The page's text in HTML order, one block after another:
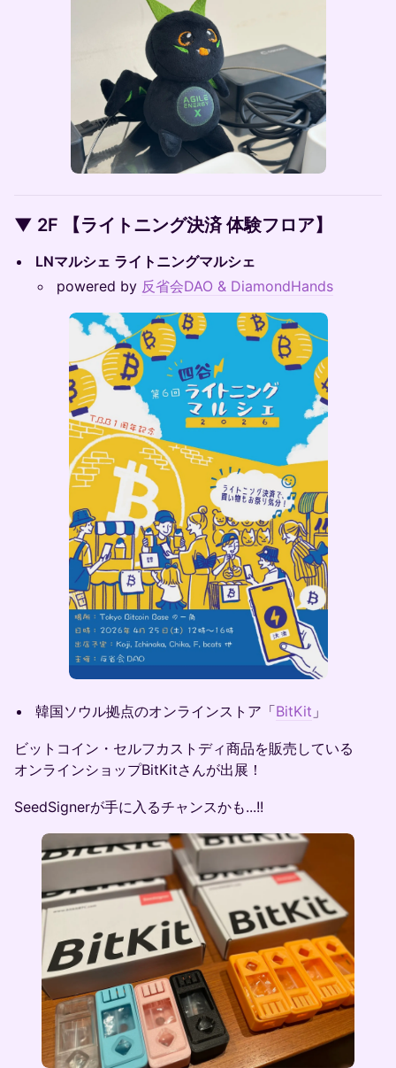
▼ 2F 【ライトニング決済 体験フロア】
LNマルシェ ライトニングマルシェ
powered by 反省会DAO & DiamondHands
韓国ソウル拠点のオンラインストア「BitKit 」
ビットコイン・セルフカストディ商品を販売している
オンラインショップBitKitさんが出展！
SeedSignerが手に入るチャンスかも...!!